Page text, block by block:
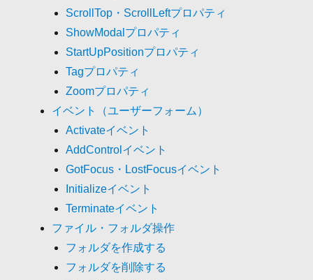
ScrollTop・ScrollLeftプロパティ
ShowModalプロパティ
StartUpPositionプロパティ
Tagプロパティ
Zoomプロパティ
イベント（ユーザーフォーム）
Activateイベント
AddControlイベント
GotFocus・LostFocusイベント
Initializeイベント
Terminateイベント
ファイル・フォルダ操作
フォルダを作成する
フォルダを削除する